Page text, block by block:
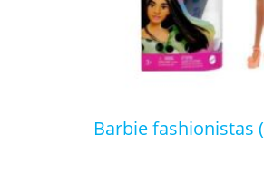
barbie fashionistas